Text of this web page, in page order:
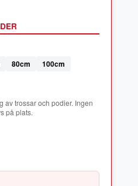
80cm 100cm
av trossar och podier. Ingen